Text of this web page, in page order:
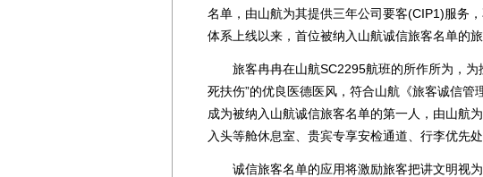
名单，由山航为其提供三年公司要客(CIP1)服务
体系上线以来，首位被纳入山航诚信旅客名单的旅
旅客冉冉在山航SC2295航班的所作所为，为
死扶伤”的优良医德医风，符合山航《旅客诚信管
成为被纳入山航诚信旅客名单的第一人，由山航
入头等舱休息室、贵宾专享安检通道、行李优先
诚信旅客名单的应用将激励旅客把讲文明视为